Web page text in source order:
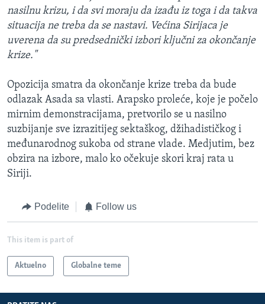
nasilnu krizu, i da svi moraju da izađu iz toga i da takva
situacija ne treba da se nastavi. Većina Sirijaca je
uverena da su predsednički izbori ključni za okončanje
krize."
Opozicija smatra da okončanje krize treba da bude
odlazak Asada sa vlasti. Arapsko proleće, koje je počelo
mirnim demonstracijama, pretvorilo se u nasilno
suzbijanje sve izrazitijeg sektaškog, džihadističkog i
međunarodnog sukoba od strane vlade. Medjutim, bez
obzira na izbore, malo ko očekuje skori kraj rata u
Siriji.
Podelite Follow us
This item is part of
Aktuelno Globalne teme